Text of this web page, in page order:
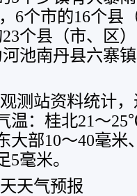
6个市的16个县
个县（市、区
池南丹县六寨
测站资料统计
温：桂北21～
大部10～40毫米
5毫米。
天气预报